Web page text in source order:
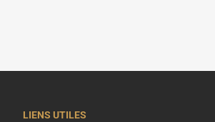
LIENS UTILES